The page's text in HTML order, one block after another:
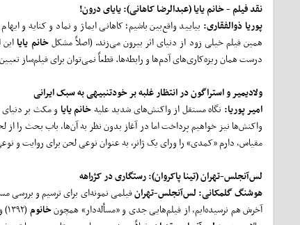
نقد فیلم- خانم یایا(عبدالرضا کاهانی): یایای درون!
پوریا ذوالفقاری: بیایید واقع‌بین باشیم؛ کاهانی ایماژ و نماد و کنایه و
همین فیلم خیلی زود از دنیای اثر بیرون می‌زند. (اصلاً مشکلخانم یایااین
درست همان ریزه‌کاری‌های آدم‌ها و رابطه‌ها. قطعاً نمی‌توان برای فیلم‌ساز
ولادیمیر و استراگون در انتظار غلبه بر خودتنبیهی به سبک ایرانی
امیر پوریا: نگاه مستقل از واکنش‌های شدید علیهخانم یایا و مکث بر دنیای
واکنش‌ها نیز خواهیم پرداخت اما در آغاز بدون نظر به آن‌ها، باب بحث را
مقیاس، دارم «کمدی» را ورای یک ژانر، به عنوان نوعی لحن برای روایت و
لسآنجلس-تهران (تینا پاکروان):رستگاری در کژراهه
هوشنگ گلمکانی:لسآنجلس-تهرانفیلمی نمونه‌ای برای ترسیم و بررسی
آخرش هم نرسیده‌ایم، از فیلم‌هایی جدی و «مسأله‌دار» همچونخانوم(۱۳۹۲) و